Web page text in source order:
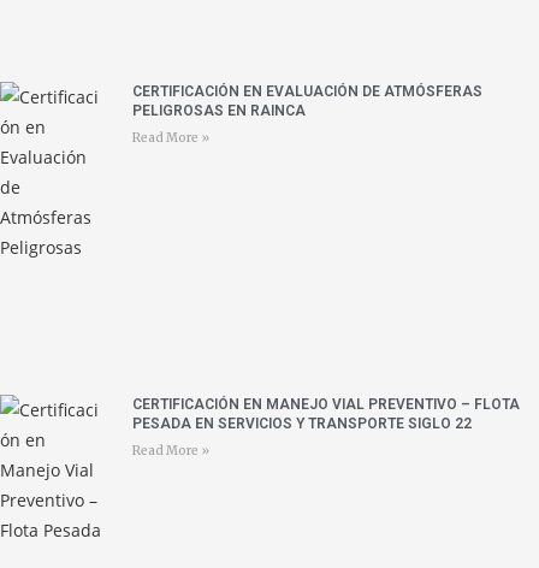
CERTIFICACIÓN EN EVALUACIÓN DE ATMÓSFERAS
PELIGROSAS EN RAINCA
Read More »
CERTIFICACIÓN EN MANEJO VIAL PREVENTIVO – FLOTA
PESADA EN SERVICIOS Y TRANSPORTE SIGLO 22
Read More »